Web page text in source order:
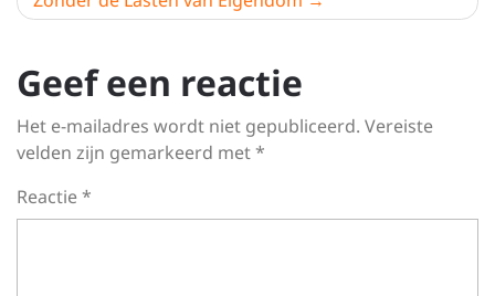
Geef een reactie
Het e-mailadres wordt niet gepubliceerd. Vereiste
velden zijn gemarkeerd met*
Reactie*